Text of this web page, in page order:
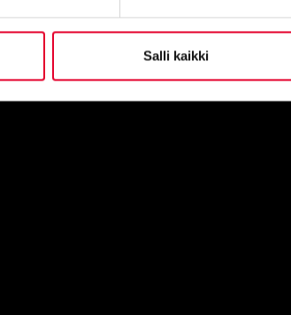
Salli kaikki
Puutie 4
44500 Viitasaari